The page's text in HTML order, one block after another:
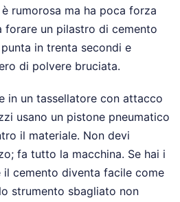
rumorosa ma ha poca forza
forare un pilastro di cemento
in trenta secondi e
di polvere bruciata.
in un tassellatore con attacco
usano un pistone pneumatico
il materiale. Non devi
fa tutto la macchina. Se hai i
cemento diventa facile come
strumento sbagliato non